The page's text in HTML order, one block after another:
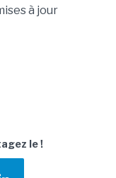
à jour
le !